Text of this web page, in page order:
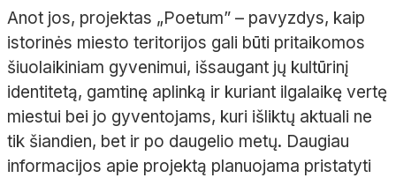
Anot jos, projektas „Poetum” – pavyzdys, kaip
istorinės miesto teritorijos gali būti pritaikomos
šiuolaikiniam gyvenimui, išsaugant jų kultūrinį
identitetą, gamtinę aplinką ir kuriant ilgalaikę vertę
miestui bei jo gyventojams, kuri išliktų aktuali ne
tik šiandien, bet ir po daugelio metų. Daugiau
informacijos apie projektą planuojama pristatyti